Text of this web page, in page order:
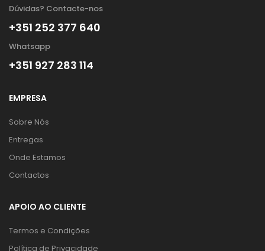
Dúvidas? Contacte-nos
+351 252 377 640
Whatsapp
+351 927 283 114
EMPRESA
Sobre Nós
Entregas
Onde Estamos
Contactos
APOIO AO CLIENTE
Termos e Condições
Política de Privacidade